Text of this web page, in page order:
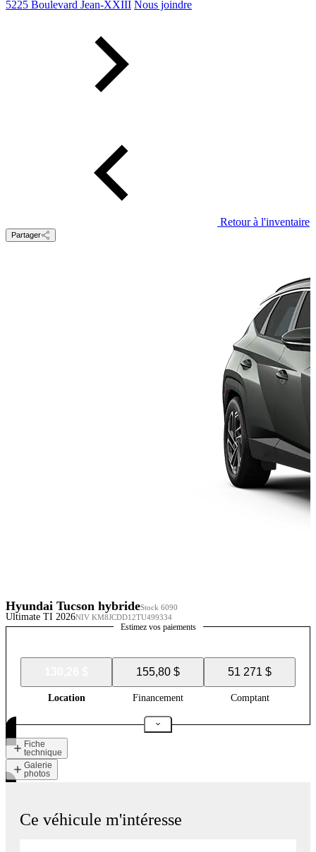
5225 Boulevard Jean-XXIII Nous joindre
Retour à l'inventaire
Partager
Hyundai Tucson hybrideStock 6090
Ultimate TI 2026NIV KM8JCDD12TU499334
Estimez vos paiements
155,80 $ 51 271 $
Location Financement Comptant
Fiche
technique
Galerie
photos
Ce véhicule m'intéresse